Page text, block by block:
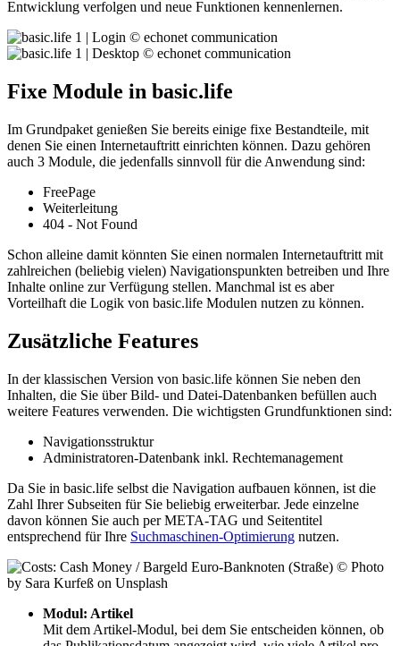
Entwicklung verfolgen und neue Funktionen kennenlernen.
Fixe Module in basic.life
Im Grundpaket genießen Sie bereits einige fixe Bestandteile, mit
denen Sie einen Internetauftritt einrichten können. Dazu gehören
auch 3 Module, die jedenfalls sinnvoll für die Anwendung sind:
FreePage
Weiterleitung
404 - Not Found
Schon alleine damit könnten Sie einen normalen Internetauftritt mit
zahlreichen (beliebig vielen) Navigationspunkten betreiben und Ihre
Inhalte online zur Verfügung stellen. Manchmal ist es aber
Vorteilhaft die Logik von basic.life Modulen nutzen zu können.
Zusätzliche Features
In der klassischen Version von basic.life können Sie neben den
Inhalten, die Sie über Bild- und Datei-Datenbanken befüllen auch
weitere Features verwenden. Die wichtigsten Grundfunktionen sind:
Navigationsstruktur
Administratoren-Datenbank inkl. Rechtemanagement
Da Sie in basic.life selbst die Navigation aufbauen können, ist die
Zahl Ihrer Subseiten für Sie beliebig erweiterbar. Jede einzelne
davon können Sie auch per META-TAG und Seitentitel
entsprechend für Ihre Suchmaschinen-Optimierung nutzen.
Modul: Artikel
Mit dem Artikel-Modul, bei dem Sie entscheiden können, ob